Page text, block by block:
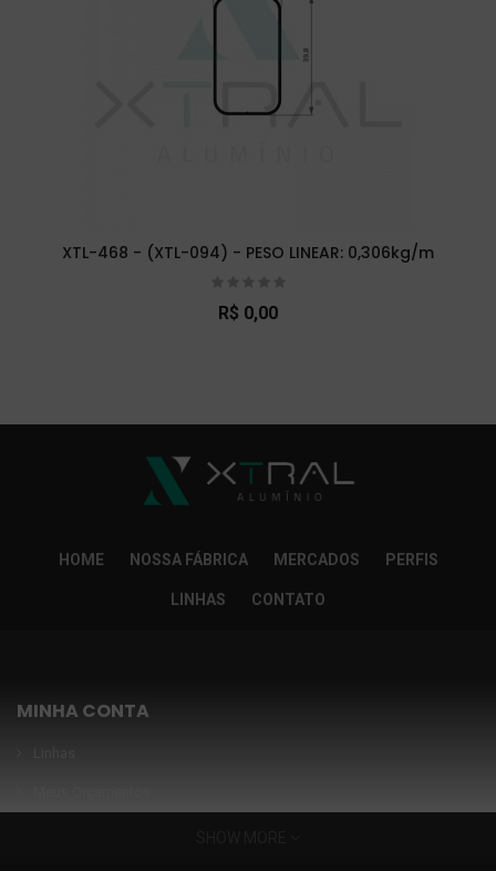
XTL-468 - (XTL-094) - PESO LINEAR: 0,306kg/m
R$ 0,00
HOME NOSSA FÁBRICA MERCADOS PERFIS
LINHAS CONTATO
MINHA CONTA